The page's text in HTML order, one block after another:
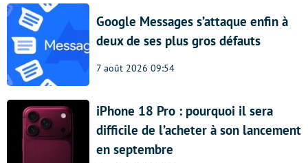
Google Messages s’attaque enfin à
deux de ses plus gros défauts
7 août 2026 09:54
iPhone 18 Pro : pourquoi il sera
difficile de l’acheter à son lancement
en septembre